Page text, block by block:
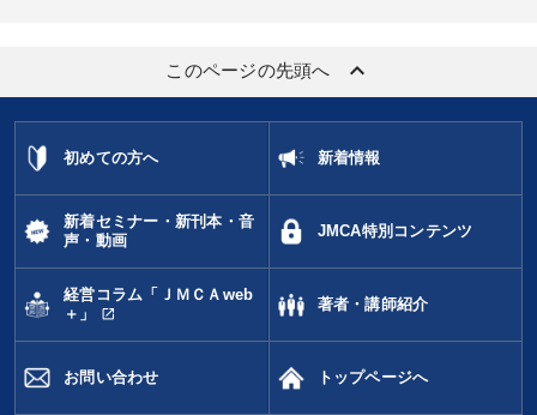
このページの先頭へ keyboard_arrow_up
初めての方へ 新着情報
新着セミナー・新刊本・音
声・動画
JMCA特別コンテンツ
経営コラム「ＪＭＣＡweb
＋」
open_in_new
著者・講師紹介
お問い合わせ トップページへ